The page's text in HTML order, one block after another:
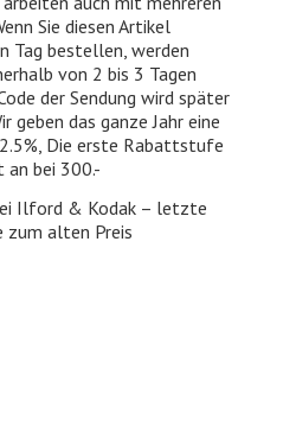
Sie diesen Artikel
Tag bestellen, werden
von 2 bis 3 Tagen
der Sendung wird später
geben das ganze Jahr eine
Die erste Rabattstufe
an bei 300.-
Ilford & Kodak – letzte
zumalten Preis